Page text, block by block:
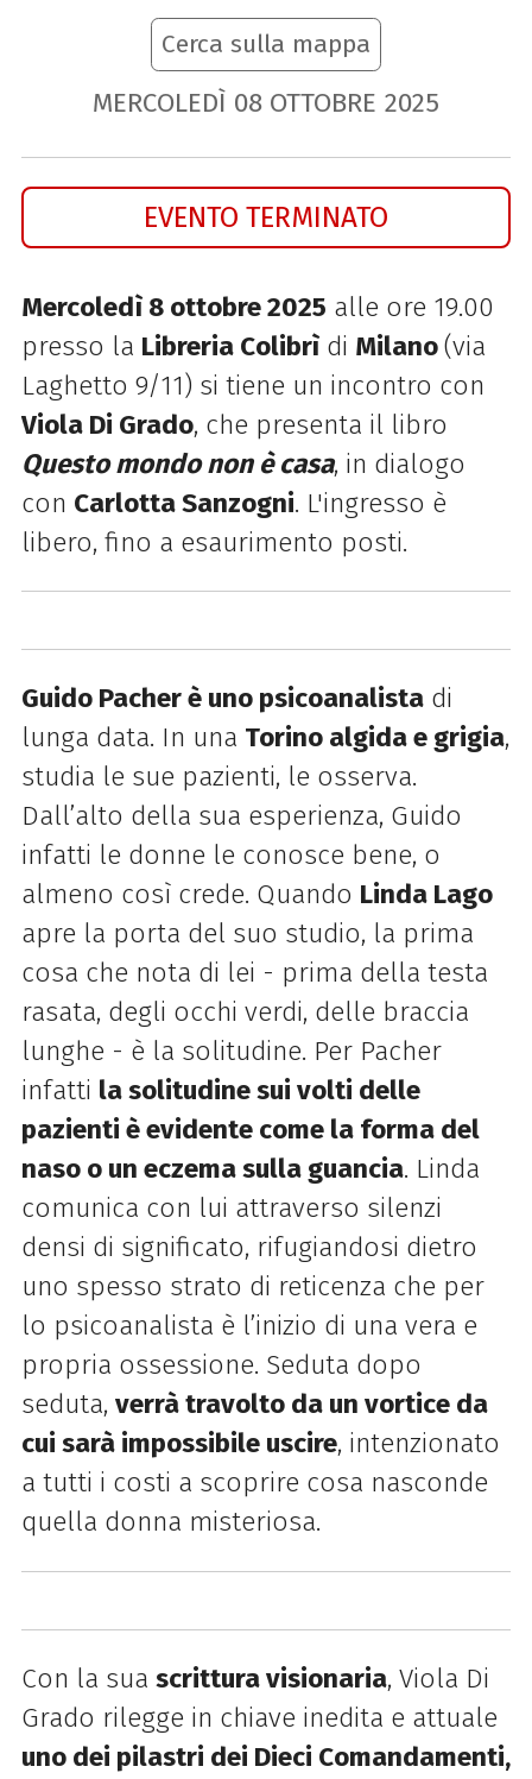
Cerca sulla mappa
MERCOLEDÌ 08 OTTOBRE 2025
EVENTO TERMINATO
Mercoledì 8 ottobre 2025 alle ore 19.00
presso la Libreria Colibrìdi Milano(via
Laghetto 9/11) si tiene un incontro con
Viola Di Grado, che presenta il libro
Questo mondo non è casa, in dialogo
con Carlotta Sanzogni. L'ingresso è
libero, fino a esaurimento posti.
Guido Pacher è uno psicoanalistadi
lunga data. In una Torino algida e grigia,
studia le sue pazienti, le osserva.
Dall’alto della sua esperienza, Guido
infatti le donne le conosce bene, o
almeno così crede. Quando Linda Lago
apre la porta del suo studio, la prima
cosa che nota di lei - prima della testa
rasata, degli occhi verdi, delle braccia
lunghe - è la solitudine. Per Pacher
infatti la solitudine sui volti delle
pazienti è evidente come la forma del
naso o un eczema sulla guancia. Linda
comunica con lui attraverso silenzi
densi di significato, rifugiandosi dietro
uno spesso strato di reticenza che per
lo psicoanalista è l’inizio di una vera e
propria ossessione. Seduta dopo
seduta, verrà travolto da un vortice da
cui sarà impossibile uscire, intenzionato
a tutti i costi a scoprire cosa nasconde
quella donna misteriosa.
Con la sua scrittura visionaria, Viola Di
Grado rilegge in chiave inedita e attuale
uno dei pilastri dei Dieci Comandamenti,